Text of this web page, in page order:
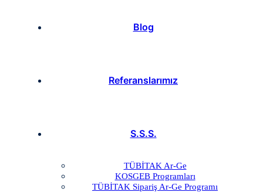
Blog
Referanslarımız
S.S.S.
TÜBİTAK Ar-Ge
KOSGEB Programları
TÜBİTAK Sipariş Ar-Ge Programı